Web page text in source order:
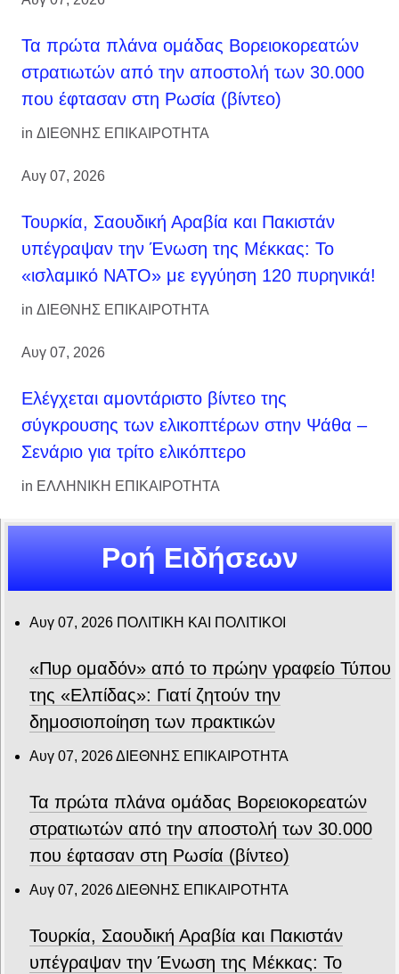
Τα πρώτα πλάνα ομάδας Βορειοκορεατών
στρατιωτών από την αποστολή των 30.000
που έφτασαν στη Ρωσία (βίντεο)
in ΔΙΕΘΝΗΣ ΕΠΙΚΑΙΡΟΤΗΤΑ
Αυγ 07, 2026
Τουρκία, Σαουδική Αραβία και Πακιστάν
υπέγραψαν την Ένωση της Μέκκας: Το
«ισλαμικό ΝΑΤΟ» με εγγύηση 120 πυρηνικά!
in ΔΙΕΘΝΗΣ ΕΠΙΚΑΙΡΟΤΗΤΑ
Αυγ 07, 2026
Ελέγχεται αμοντάριστο βίντεο της
σύγκρουσης των ελικοπτέρων στην Ψάθα –
Σενάριο για τρίτο ελικόπτερο
in ΕΛΛΗΝΙΚΗ ΕΠΙΚΑΙΡΟΤΗΤΑ
Ροή Ειδήσεων
Αυγ 07, 2026 ΠΟΛΙΤΙΚΗ ΚΑΙ ΠΟΛΙΤΙΚΟΙ
«Πυρ ομαδόν» από το πρώην γραφείο Τύπου
της «Ελπίδας»: Γιατί ζητούν την
δημοσιοποίηση των πρακτικών
Αυγ 07, 2026ΔΙΕΘΝΗΣ ΕΠΙΚΑΙΡΟΤΗΤΑ
Τα πρώτα πλάνα ομάδας Βορειοκορεατών
στρατιωτών από την αποστολή των 30.000
που έφτασαν στη Ρωσία (βίντεο)
Αυγ 07, 2026ΔΙΕΘΝΗΣ ΕΠΙΚΑΙΡΟΤΗΤΑ
Τουρκία, Σαουδική Αραβία και Πακιστάν
υπέγραψαν την Ένωση της Μέκκας: Το